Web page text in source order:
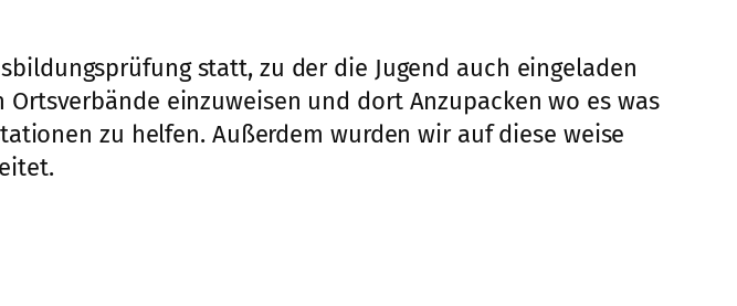
statt, zu der die Jugend auch eingeladen
einzuweisen und dort Anzupacken wo es was
zu helfen. Außerdem wurden wir auf diese weise